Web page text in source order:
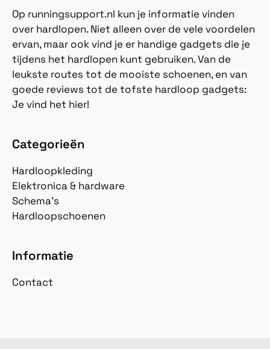
Op runningsupport.nl kun je informatie vinden
over hardlopen. Niet alleen over de vele voordelen
ervan, maar ook vind je er handige gadgets die je
tijdens het hardlopen kunt gebruiken. Van de
leukste routes tot de mooiste schoenen, en van
goede reviews tot de tofste hardloop gadgets:
Je vind het hier!
Categorieën
Hardloopkleding
Elektronica & hardware
Schema's
Hardloopschoenen
Informatie
Contact